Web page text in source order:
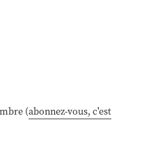
(abonnez-vous, c'est